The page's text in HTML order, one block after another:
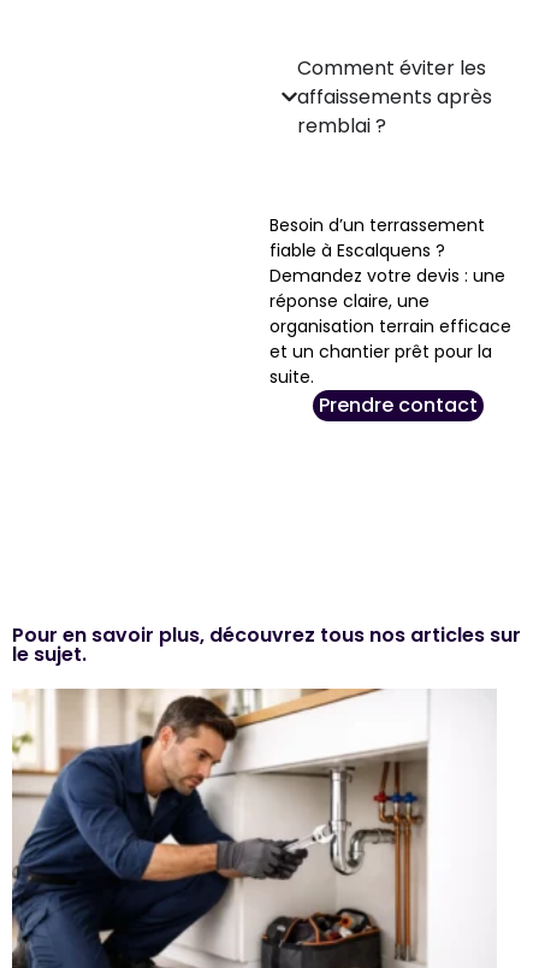
Comment éviter les
affaissements après
remblai ?
Besoin d’un terrassement
fiable à Escalquens ?
Demandez votre devis : une
réponse claire, une
organisation terrain efficace
et un chantier prêt pour la
suite.
Prendre contact
Pour en savoir plus, découvrez tous nos articles sur
le sujet.